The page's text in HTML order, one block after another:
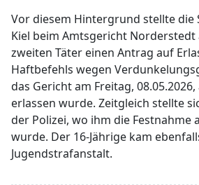
Vor diesem Hintergrund stellte die
Kiel beim Amtsgericht
zweiten Täter einen Antrag auf
Haftbefehls wegen
das Gericht am Freitag,
erlassen wurde. Zeitgleich stellte
der Polizei, wo ihm die Festnahme
wurde. Der 16-Jährige kam
Jugendstrafanstalt.